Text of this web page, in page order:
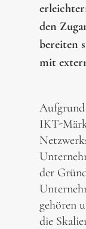
den
bereiten
mit
Aufgrund
IKT-
der
gehören
die